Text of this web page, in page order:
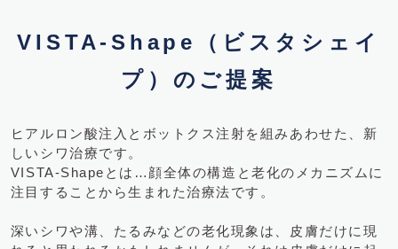
VISTA-Shape（ビスタシェイ
プ）のご提案
ヒアルロン酸注入とボットクス注射を組みあわせた、新
しいシワ治療です。
VISTA-Shapeとは…顔全体の構造と老化のメカニズムに
注目することから生まれた治療法です。
深いシワや溝、たるみなどの老化現象は、皮膚だけに現